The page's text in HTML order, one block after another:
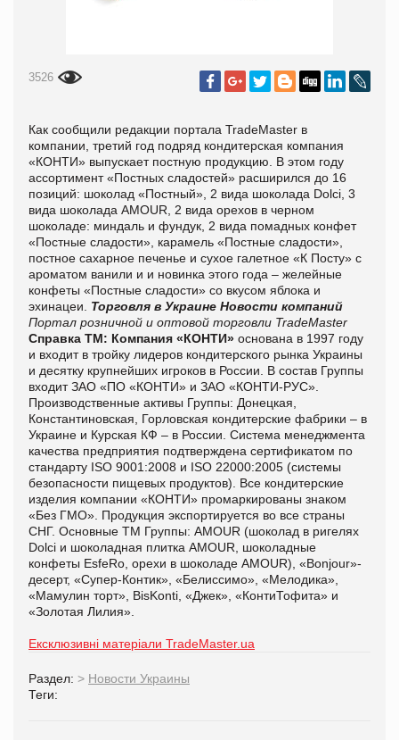
3526
Как сообщили редакции портала TradeMaster в
компании, третий год подряд кондитерская компания
«КОНТИ» выпускает постную продукцию. В этом году
ассортимент «Постных сладостей» расширился до 16
позиций: шоколад «Постный», 2 вида шоколада Dolci , 3
вида шоколада AMOUR , 2 вида орехов в черном
шоколаде: миндаль и фундук, 2 вида помадных конфет
«Постные сладости», карамель «Постные сладости»,
постное сахарное печенье и сухое галетное «К Посту» с
ароматом ванили и и новинка этого года – желейные
конфеты «Постные сладости» со вкусом яблока и
эхинацеи. Торговля в Украине Новости компаний
Портал розничной и оптовой торговли TradeMaster
Справка ТМ: Компания «КОНТИ» основана в 1997 году
и входит в тройку лидеров кондитерского рынка Украины
и десятку крупнейших игроков в России. В состав Группы
входит ЗАО «ПО «КОНТИ» и ЗАО «КОНТИ-РУС».
Производственные активы Группы: Донецкая,
Константиновская, Горловская кондитерские фабрики – в
Украине и Курская КФ – в России. Система менеджмента
качества предприятия подтверждена сертификатом по
стандарту ISO 9001:2008 и ISO 22000:2005 (системы
безопасности пищевых продуктов). Все кондитерские
изделия компании «КОНТИ» промаркированы знаком
«Без ГМО». Продукция экспортируется во все страны
СНГ. Основные ТМ Группы: AMOUR (шоколад в ригелях
Dolci и шоколадная плитка AMOUR , шоколадные
конфеты EsfeRo, орехи в шоколаде AMOUR), «Bonjour»-
десерт, «Супер-Контик», «Белиссимо», «Мелодика»,
«Мамулин торт», BisKonti, «Джек», «КонтиТофита» и
«Золотая Лилия».
Ексклюзивні матеріали TradeMaster.ua
Раздел: > Новости Украины
Теги: